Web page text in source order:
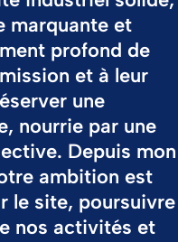
marquante et
profond de
et à leur
une
nourrie par une
Depuis mon
ambition est
le site, poursuivre
nos activités et